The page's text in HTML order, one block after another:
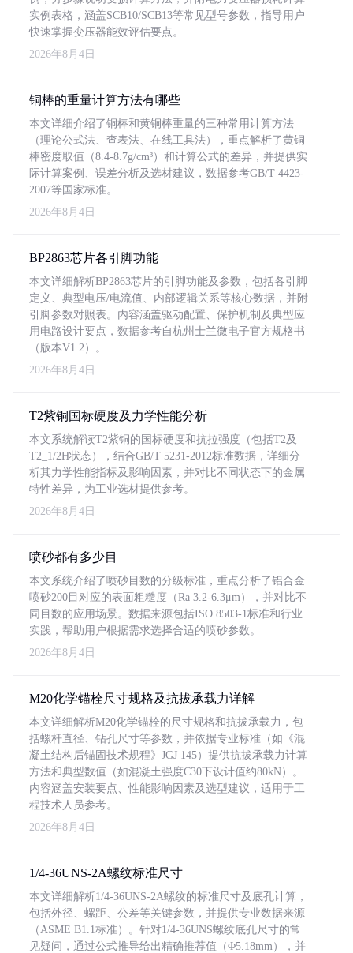
实例表格，涵盖SCB10/SCB13等常见型号参数，指导用户
快速掌握变压器能效评估要点。
2026年8月4日
铜棒的重量计算方法有哪些
本文详细介绍了铜棒和黄铜棒重量的三种常用计算方法
（理论公式法、查表法、在线工具法），重点解析了黄铜
棒密度取值（8.4-8.7g/cm³）和计算公式的差异，并提供实
际计算案例、误差分析及选材建议，数据参考GB/T 4423-
2007等国家标准。
2026年8月4日
BP2863芯片各引脚功能
本文详细解析BP2863芯片的引脚功能及参数，包括各引脚
定义、典型电压/电流值、内部逻辑关系等核心数据，并附
引脚参数对照表。内容涵盖驱动配置、保护机制及典型应
用电路设计要点，数据参考自杭州士兰微电子官方规格书
（版本V1.2）。
2026年8月4日
T2紫铜国标硬度及力学性能分析
本文系统解读T2紫铜的国标硬度和抗拉强度（包括T2及
T2_1/2H状态），结合GB/T 5231-2012标准数据，详细分
析其力学性能指标及影响因素，并对比不同状态下的金属
特性差异，为工业选材提供参考。
2026年8月4日
喷砂都有多少目
本文系统介绍了喷砂目数的分级标准，重点分析了铝合金
喷砂200目对应的表面粗糙度（Ra 3.2-6.3μm），并对比不
同目数的应用场景。数据来源包括ISO 8503-1标准和行业
实践，帮助用户根据需求选择合适的喷砂参数。
2026年8月4日
M20化学锚栓尺寸规格及抗拔承载力详解
本文详细解析M20化学锚栓的尺寸规格和抗拔承载力，包
括螺杆直径、钻孔尺寸等参数，并依据专业标准（如《混
凝土结构后锚固技术规程》JGJ 145）提供抗拔承载力计算
方法和典型数值（如混凝土强度C30下设计值约80kN）。
内容涵盖安装要点、性能影响因素及选型建议，适用于工
程技术人员参考。
2026年8月4日
1/4-36UNS-2A螺纹标准尺寸
本文详细解析1/4-36UNS-2A螺纹的标准尺寸及底孔计算，
包括外径、螺距、公差等关键参数，并提供专业数据来源
（ASME B1.1标准）。针对1/4-36UNS螺纹底孔尺寸的常
见疑问，通过公式推导给出精确推荐值（Φ5.18mm），并